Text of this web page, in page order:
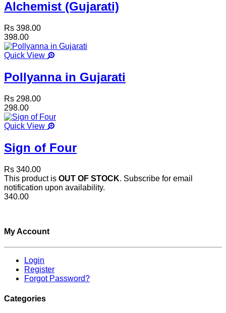
Alchemist (Gujarati)
Rs 398.00
398.00
Quick View
Pollyanna in Gujarati
Rs 298.00
298.00
Quick View
Sign of Four
Rs 340.00
This product is OUT OF STOCK. Subscribe for email
notification upon availability.
340.00
My Account
Login
Register
Forgot Password?
Categories